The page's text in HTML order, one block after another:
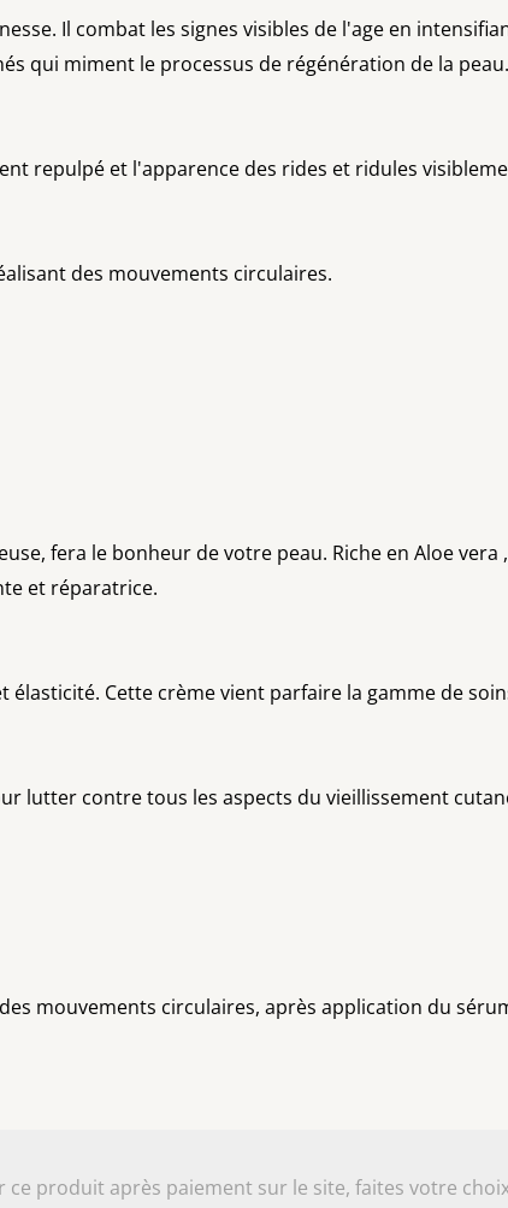
Il combat les signes visibles de l'age en
qui miment le processus de régénération de la peau.
repulpé et l'apparence des rides et ridules
des mouvements circulaires.
fera le bonheur de votre peau. Riche en Aloe
et réparatrice.
Cette crème vient parfaire la gamme de
lutter contre tous les aspects du vieillissement
mouvements circulaires, après application du
produit après paiement sur le site, faites votre